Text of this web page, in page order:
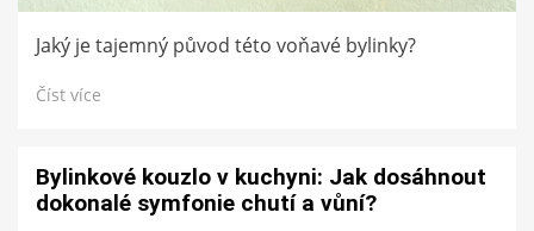
Jaký je tajemný původ této voňavé bylinky?
Číst více
Bylinkové kouzlo v kuchyni: Jak dosáhnout
dokonalé symfonie chutí a vůní?